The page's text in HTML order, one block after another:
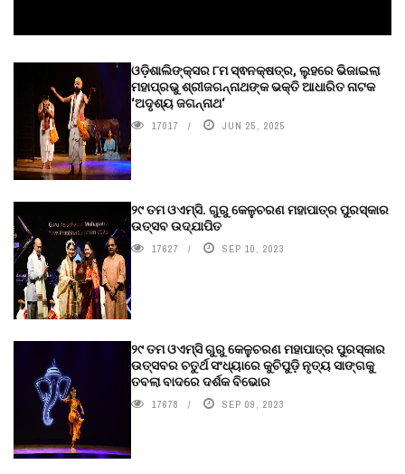
ଓଡ଼ିଶାଲିଙ୍କ୍ସର ୮ମ ସ୍ଵନକ୍ଷତ୍ର, ଲୁହରେ ଭିଜାଇଲା
ମହାପ୍ରଭୁ ଶ୍ରୀଜଗନ୍ନାଥଙ୍କ ଭକ୍ତି ଆଧାରିତ ନାଟକ
‘ଅଦୃଶ୍ୟ ଜଗନ୍ନାଥ‘
17017 JUN 25, 2025
୨୯ ତମ ଓଏମ୍‌ସି. ଗୁରୁ କେଳୁଚରଣ ମହାପାତ୍ର ପୁରସ୍କାର
ଉତ୍ସବ ଉଦ୍‍ଯାପିତ
17627 SEP 10, 2023
୨୯ ତମ ଓଏମ୍‌ସି ଗୁରୁ କେଳୁଚରଣ ମହାପାତ୍ର ପୁରସ୍କାର
ଉତ୍ସବର ଚତୁର୍ଥ ସଂଧ୍ୟାରେ କୁଚିପୁଡ଼ି ନୃତ୍ୟ ସାଙ୍ଗକୁ
ତବଲା ବାଦରେ ଦର୍ଶକ ବିଭୋର
17678 SEP 09, 2023